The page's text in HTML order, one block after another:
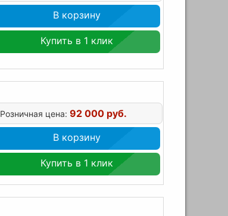
В корзину
Купить в 1 клик
Розничная цена: 92 000 руб.
В корзину
Купить в 1 клик